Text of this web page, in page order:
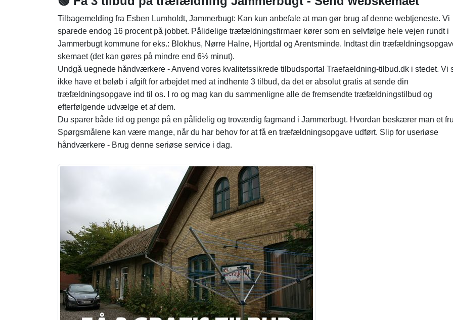
Tilbagemelding fra Esben Lumholdt, Jammerbugt: Kan kun anbefale at man gør brug af denne webtjeneste. Vi
sparede endog 16 procent på jobbet. Pålidelige træfældningsfirmaer kører som en selvfølge hele vejen rundt i
Jammerbugt kommune for eks.: Blokhus, Nørre Halne, Hjortdal og Arentsminde. Indtast din
skemaet (det kan gøres på mindre end 6½ minut).
Undgå uegnede håndværkere - Anvend vores kvalitetssikrede tilbudsportal Traefaeldning-tilbud.dk i stedet. Vi
ikke have et beløb i afgift for arbejdet med at indhente 3 tilbud, da det er absolut gratis at sende din
træfældningsopgave ind til os. I ro og mag kan du sammenligne alle de fremsendte træfældningstilbud og
efterfølgende udvælge et af dem.
Du sparer både tid og penge på en pålidelig og troværdig fagmand i Jammerbugt. Hvordan beskærer man et
Spørgsmålene kan være mange, når du har behov for at få en træfældningsopgave udført. Slip for useriøse
håndværkere - Brug denne seriøse service i dag.